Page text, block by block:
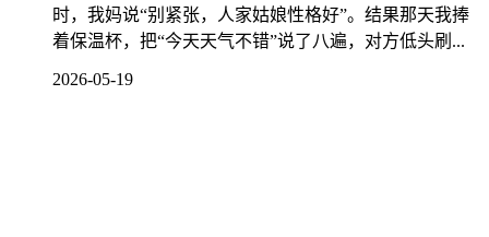
时，我妈说“别紧张，人家姑娘性格好”。结果那天我捧
着保温杯，把“今天天气不错”说了八遍，对方低头刷...
2026-05-19